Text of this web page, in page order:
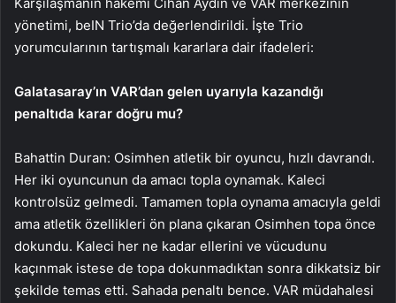
yönetimi, beIN Trio’da değerlendirildi. İşte Trio
yorumcularının tartışmalı kararlara dair ifadeleri:
Galatasaray’ın VAR’dan gelen uyarıyla kazandığı
penaltıda karar doğru mu?
Bahattin Duran: Osimhen atletik bir oyuncu, hızlı davrandı.
Her iki oyuncunun da amacı topla oynamak. Kaleci
kontrolsüz gelmedi. Tamamen topla oynama amacıyla geldi
ama atletik özellikleri ön plana çıkaran Osimhen topa önce
dokundu. Kaleci her ne kadar ellerini ve vücudunu
kaçınmak istese de topa dokunmadıktan sonra dikkatsiz bir
şekilde temas etti. Sahada penaltı bence. VAR müdahalesi